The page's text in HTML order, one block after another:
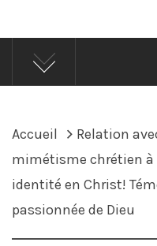
Accueil Relation
mimétisme chrétien à
identité en Christ!
passionnée de Dieu